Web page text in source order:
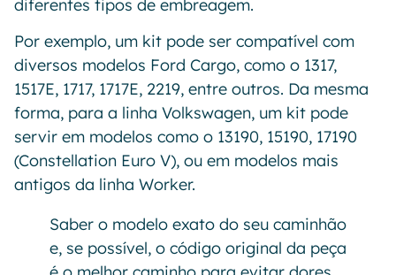
diferentes tipos de embreagem.
Por exemplo, um kit pode ser compatível com
diversos modelos Ford Cargo, como o 1317,
1517E, 1717, 1717E, 2219, entre outros. Da mesma
forma, para a linha Volkswagen, um kit pode
servir em modelos como o 13190, 15190, 17190
(Constellation Euro V), ou em modelos mais
antigos da linha Worker.
Saber o modelo exato do seu caminhão
e, se possível, o código original da peça